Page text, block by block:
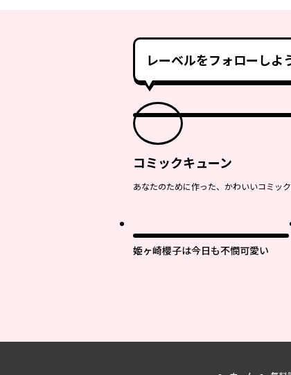
レーベルをフォローしよ
コミックキューン
あなたのために作った、かわいいコミック
姫ヶ崎櫻子は今日も不憫可愛い